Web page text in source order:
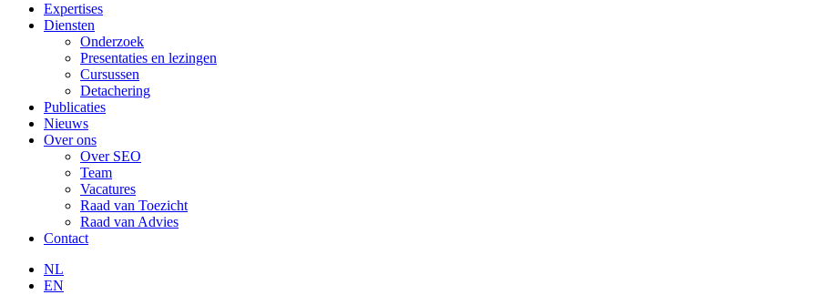
Expertises
Diensten
Onderzoek
Presentaties en lezingen
Cursussen
Detachering
Publicaties
Nieuws
Over ons
Over SEO
Team
Vacatures
Raad van Toezicht
Raad van Advies
Contact
NL
EN